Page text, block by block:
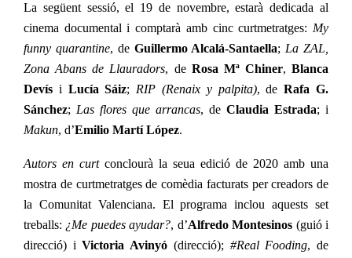
La següent sessió, el 19 de novembre, estarà dedicada al
cinema documental i comptarà amb cinc curtmetratges: My
funny quarantine, de Guillermo Alcalá-Santaella; La ZAL,
Zona Abans de Llauradors, de Rosa Mª Chiner, Blanca
Devís i Lucía Sáiz; RIP (Renaix y palpita), deRafa G.
Sánchez; Las flores que arrancas, de Claudia Estrada; i
Makun, d’Emilio Martí López.
Autors en curtconclourà la seua edició de 2020 amb una
mostra de curtmetratges de comèdia facturats per creadors de
la Comunitat Valenciana. El programa inclou aquests set
treballs: ¿Me puedes ayudar?, d’Alfredo Montesinos (guió i
direcció) iVictoria Avinyó (direcció); #Real Fooding, de